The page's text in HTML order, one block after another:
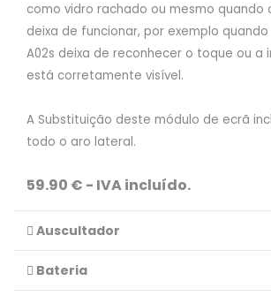
como vidro rachado ou mesmo quando
deixa de funcionar, por exemplo quando
A02s deixa de reconhecer o toque ou a
está corretamente visível.
A Substituição deste módulo de ecrã
todo o aro lateral.
59.90 € - IVA incluído.
Auscultador
Bateria